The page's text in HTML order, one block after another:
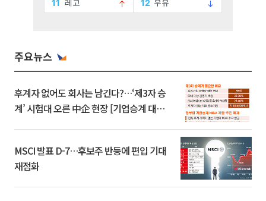
주요뉴스
후계자 없어도 회사는 남긴다?…‘제3자 승
계’ 시험대 오른 中企 현장 [기업승계 대전
MSCI 발표 D-7…후보주 반등에 편입 기대
재점화